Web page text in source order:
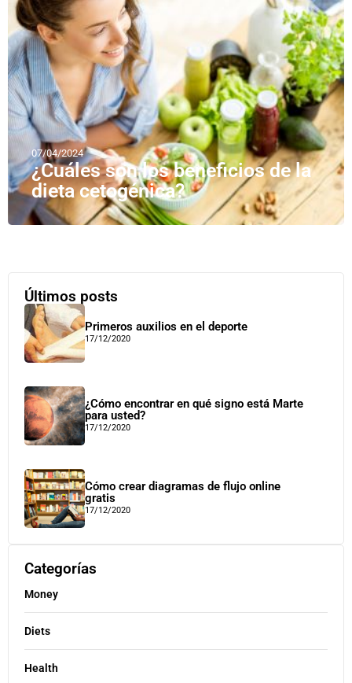
07/04/2024
¿Cuáles son los beneficios de la
dieta cetogénica?
Últimos posts
Primeros auxilios en el deporte
17/12/2020
¿Cómo encontrar en qué signo está Marte
para usted?
17/12/2020
Cómo crear diagramas de flujo online
gratis
17/12/2020
Categorías
Money
Diets
Health